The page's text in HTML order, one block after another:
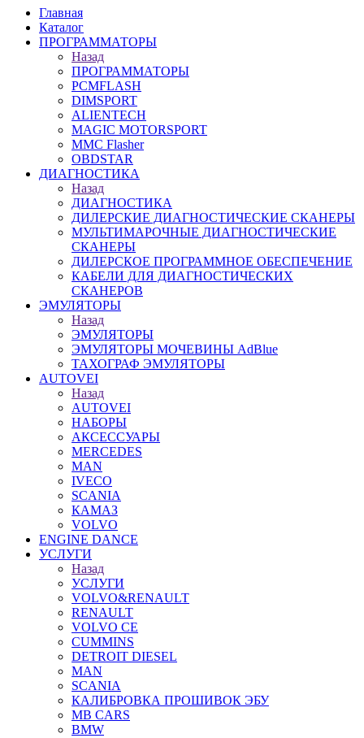
Главная
Каталог
ПРОГРАММАТОРЫ
Назад
ПРОГРАММАТОРЫ
PCMFLASH
DIMSPORT
ALIENTECH
MAGIC MOTORSPORT
MMC Flasher
OBDSTAR
ДИАГНОСТИКА
Назад
ДИАГНОСТИКА
ДИЛЕРСКИЕ ДИАГНОСТИЧЕСКИЕ СКАНЕРЫ
МУЛЬТИМАРОЧНЫЕ ДИАГНОСТИЧЕСКИЕ
СКАНЕРЫ
ДИЛЕРСКОЕ ПРОГРАММНОЕ ОБЕСПЕЧЕНИЕ
КАБЕЛИ ДЛЯ ДИАГНОСТИЧЕСКИХ
СКАНЕРОВ
ЭМУЛЯТОРЫ
Назад
ЭМУЛЯТОРЫ
ЭМУЛЯТОРЫ МОЧЕВИНЫ АdBlue
ТАХОГРАФ ЭМУЛЯТОРЫ
AUTOVEI
Назад
AUTOVEI
НАБОРЫ
АКСЕССУАРЫ
MERCEDES
MAN
IVECO
SCANIA
КАМАЗ
VOLVO
ENGINE DANCE
УСЛУГИ
Назад
УСЛУГИ
VOLVO&RENAULT
RENAULT
VOLVO CE
CUMMINS
DETROIT DIESEL
MAN
SCANIA
КАЛИБРОВКА ПРОШИВОК ЭБУ
MB CARS
BMW